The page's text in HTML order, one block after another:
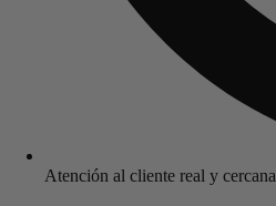
Atención al cliente real y cercana